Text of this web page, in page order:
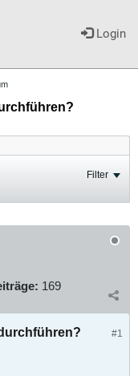
Login
Filter
169
#1